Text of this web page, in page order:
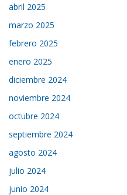
abril 2025
marzo 2025
febrero 2025
enero 2025
diciembre 2024
noviembre 2024
octubre 2024
septiembre 2024
agosto 2024
julio 2024
junio 2024